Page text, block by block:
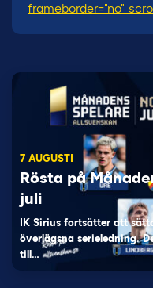
frameborder="no"
7 AUGUSTI
Rösta på
juli
IK Sirius fortsätter att
överlägsna serieledning.
till…